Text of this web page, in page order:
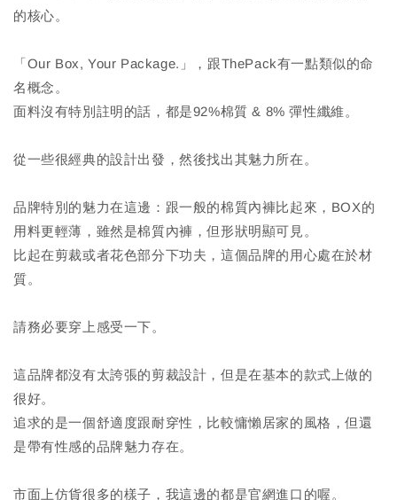
的核心。
「Our Box, Your Package.」，跟ThePack有一點類似的命
名概念。
面料沒有特別註明的話，都是92%棉質 & 8% 彈性纖維。
從一些很經典的設計出發，然後找出其魅力所在。
品牌特別的魅力在這邊：跟一般的棉質內褲比起來，BOX的
用料更輕薄，雖然是棉質內褲，但形狀明顯可見。
比起在剪裁或者花色部分下功夫，這個品牌的用心處在於材
質。
請務必要穿上感受一下。
這品牌都沒有太誇張的剪裁設計，但是在基本的款式上做的
很好。
追求的是一個舒適度跟耐穿性，比較慵懶居家的風格，但還
是帶有性感的品牌魅力存在。
市面上仿貨很多的樣子，我這邊的都是官網進口的喔。